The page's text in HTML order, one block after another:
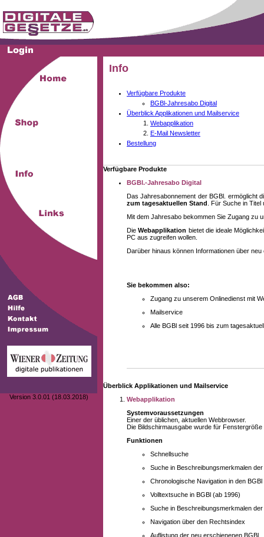
Version 3.0.01 (18.03.2018)
Info
Verfügbare Produkte
BGBl-Jahresabo Digital
Überblick Applikationen und Mailservice
Webapplikation
E-Mail Newsletter
Bestellung
Verfügbare Produkte
BGBl.-Jahresabo Digital
Das Jahresabonnement der BGBl. ermöglicht
zum tagesaktuellen Stand . Für Suche in
Mit dem Jahresabo bekommen Sie Zugang zu
DieWebapplikation bietet die ideale
PC aus zugreifen wollen.
Darüber hinaus können Informationen über
Sie bekommen also:
Zugang zu unserem Onlinedienst mit
Mailservice
Alle BGBl seit 1996 bis zum
Überblick Applikationen und Mailservice
Webapplikation
Systemvoraussetzungen
Einer der üblichen, aktuellen Webbrowser.
Die Bildschirmausgabe wurde für
Funktionen
Schnellsuche
Suche in Beschreibungsmerkmalen
Chronologische Navigation in den BGBl
Volltextsuche in BGBl (ab 1996)
Suche in Beschreibungsmerkmalen
Navigation über den Rechtsindex
Auflistung der neu erschienenen BGBl